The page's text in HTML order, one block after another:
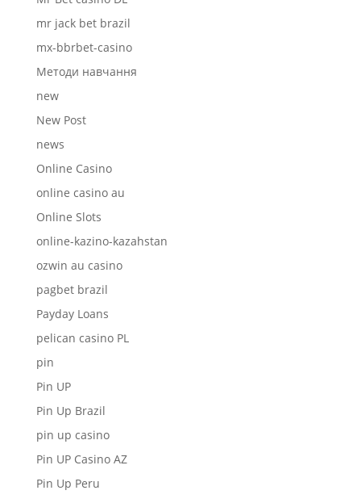
mr jack bet brazil
mx-bbrbet-casino
Mетоди навчання
new
New Post
news
Online Casino
online casino au
Online Slots
online-kazino-kazahstan
ozwin au casino
pagbet brazil
Payday Loans
pelican casino PL
pin
Pin UP
Pin Up Brazil
pin up casino
Pin UP Casino AZ
Pin Up Peru